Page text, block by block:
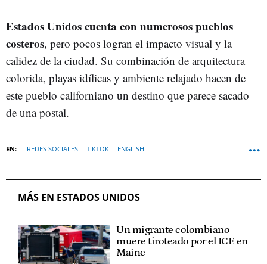
Estados Unidos cuenta con numerosos pueblos
costeros, pero pocos logran el impacto visual y la
calidez de la ciudad. Su combinación de arquitectura
colorida, playas idílicas y ambiente relajado hacen de
este pueblo californiano un destino que parece sacado
de una postal.
REDES SOCIALES TIKTOK ENGLISH
MÁS EN ESTADOS UNIDOS
Un migrante colombiano
muere tiroteado por el ICE en
Maine